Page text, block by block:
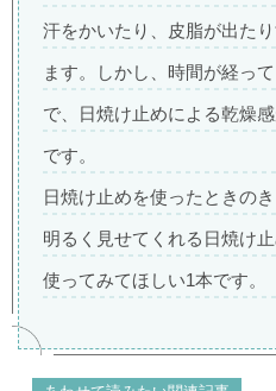
汗をかいたり、皮脂が出た
ます。しかし、時間が経っ
で、日焼け止めによる乾燥
です。
日焼け止めを使ったときの
明るく見せてくれる日焼け
使ってみてほしい1本です。